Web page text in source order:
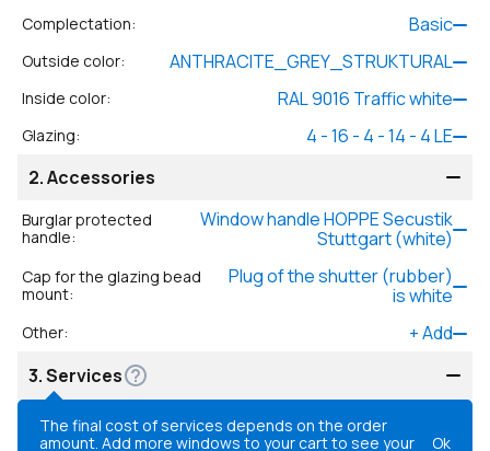
Complectation: Basic
Outside color: ANTHRACITE_GREY_STRUKTURAL
Inside color: RAL 9016 Traffic white
Glazing:
4 - 16 - 4 - 14 - 4 LE
2.Accessories
Burglar protected
handle:
Window handle HOPPE Secustik
Stuttgart (white)
Cap for the glazing bead
mount:
Plug of the shutter (rubber)
is white
Other: +Add
3.Services
The final cost of services depends on the order
amount. Add more windows to your cart to see your
Ok